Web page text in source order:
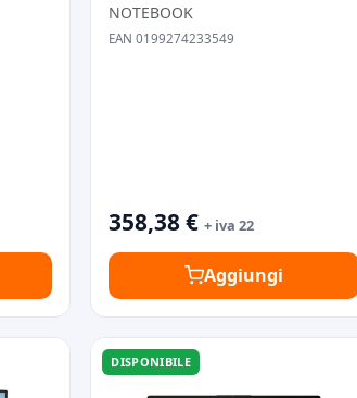
NOTEBOOK
EAN 0199274233549
358,38 € + iva 22
Aggiungi
DISPONIBILE